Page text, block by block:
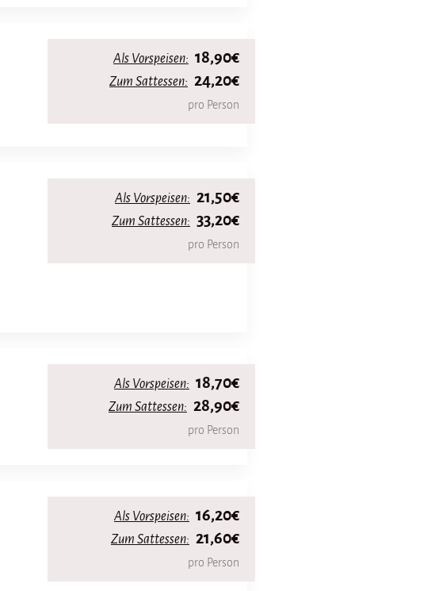
Als Vorspeisen: 18,90€
Zum Sattessen: 24,20€
pro Person
Als Vorspeisen: 21,50€
Zum Sattessen: 33,20€
pro Person
Als Vorspeisen: 18,70€
Zum Sattessen: 28,90€
pro Person
Als Vorspeisen: 16,20€
Zum Sattessen: 21,60€
pro Person